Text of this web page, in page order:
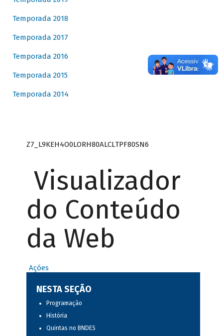
Temporada 2018
Temporada 2017
Temporada 2016
Temporada 2015
Temporada 2014
Z7_L9KEH4O0LORH80ALCLTPF80SN6
Visualizador
do Conteúdo
da Web
Ações
NESTA SEÇÃO
Programação
História
Quintas no BNDES